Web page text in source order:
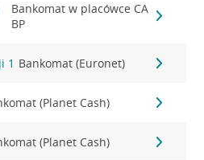
Bankomat w placówce CA
BP
1 Bankomat (Euronet)
(Planet Cash)
(Planet Cash)